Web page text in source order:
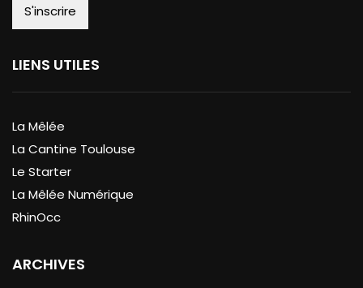
LIENS UTILES
La Mêlée
La Cantine Toulouse
Le Starter
La Mêlée Numérique
RhinOcc
ARCHIVES